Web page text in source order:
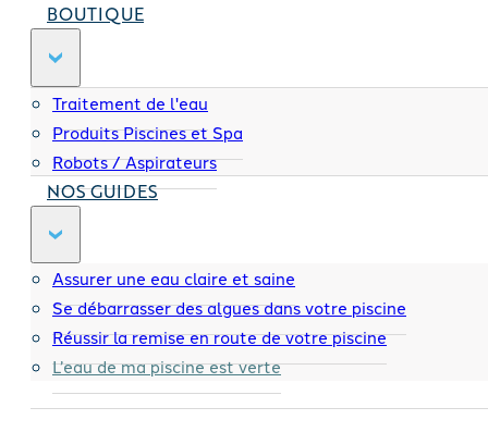
BOUTIQUE
Traitement de l'eau
Produits Piscines et Spa
Robots / Aspirateurs
NOS GUIDES
Assurer une eau claire et saine
Se débarrasser des algues dans votre piscine
Réussir la remise en route de votre piscine
L’eau de ma piscine est verte